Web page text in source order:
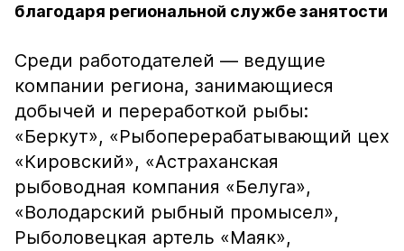
благодаря региональной службе занятости
Среди работодателей — ведущие
компании региона, занимающиеся
добычей и переработкой рыбы:
«Беркут», «Рыбоперерабатывающий цех
«Кировский», «Астраханская
рыбоводная компания «Белуга»,
«Володарский рыбный промысел»,
Рыболовецкая артель «Маяк»,